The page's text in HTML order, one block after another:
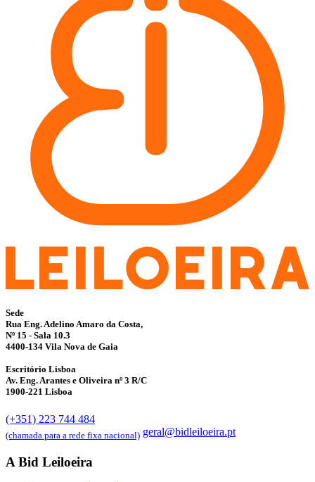
Sede
Rua Eng. Adelino Amaro da Costa,
Nº 15 - Sala 10.3
4400-134 Vila Nova de Gaia
Escritório Lisboa
Av. Eng. Arantes e Oliveira nº 3 R/C
1900-221 Lisboa
(+351) 223 744 484
(chamada para a rede fixa nacional) geral@bidleiloeira.pt
A Bid Leiloeira